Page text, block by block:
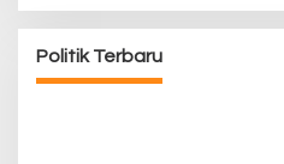
Politik Terbaru
Terima Bantuan
Di Berita, Berita Daerah, Ekonomi,